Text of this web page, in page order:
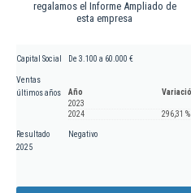
regalamos el Informe Ampliado de
esta empresa
Capital Social De 3.100 a 60.000 €
Ventas
últimos años
Año
2023
2024
296,31 %
Resultado
2025
Negativo